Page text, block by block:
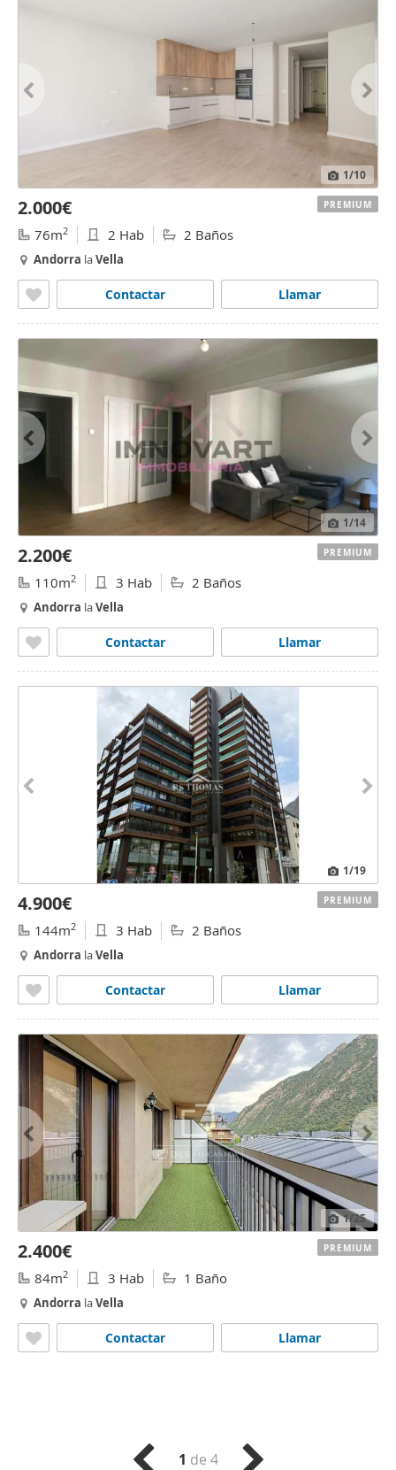
1/10
2.000€
76m2 2 Hab 2 Baños
Andorra laVella
Llamar
Contactar
PREMIUM
1/14
2.200€
110m2 3 Hab 2 Baños
Andorra laVella
Llamar
Contactar
PREMIUM
1/19
4.900€
144m2 3 Hab 2 Baños
Andorra laVella
Llamar
Contactar
PREMIUM
1/25
2.400€
84m2 3 Hab 1 Baño
Andorra laVella
Llamar
Contactar
PREMIUM
1 de 4